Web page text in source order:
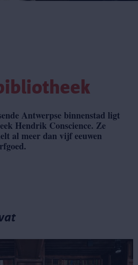
Antwerpse binnenstad ligt
Hendrik Conscience. Ze
al meer dan vijf eeuwen